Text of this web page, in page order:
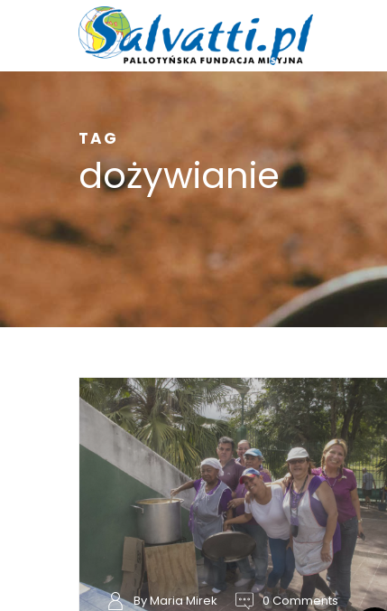
TAG
dożywianie
By Maria Mirek 0 Comments